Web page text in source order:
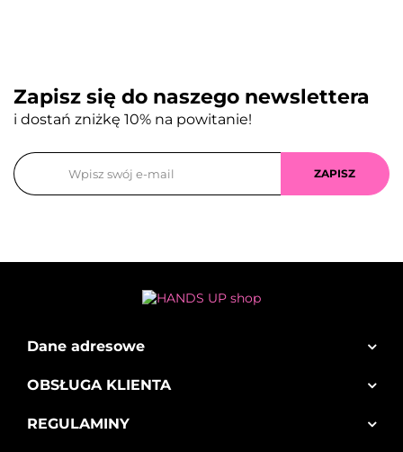
Zapisz się do naszego newslettera
i dostań zniżkę 10% na powitanie!
Dane adresowe
OBSŁUGA KLIENTA
REGULAMINY